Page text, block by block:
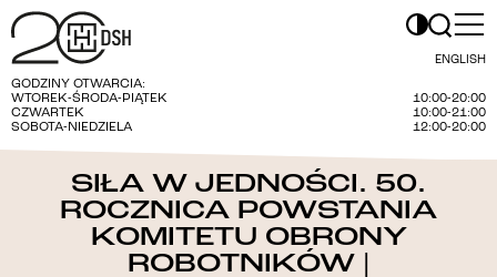
ENGLISH
GODZINY OTWARCIA:
WTOREK-ŚRODA-PIĄTEK
10:00-20:00
CZWARTEK
10:00-21:00
SOBOTA-NIEDZIELA
12:00-20:00
SIŁA W JEDNOŚCI. 50.
ROCZNICA POWSTANIA
KOMITETU OBRONY
ROBOTNIKÓW |